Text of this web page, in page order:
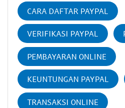
CARA DAFTAR PAYPAL
VERIFIKASI PAYPAL
PEMBAYARAN ONLINE
KEUNTUNGAN PAYPAL
TRANSAKSI ONLINE